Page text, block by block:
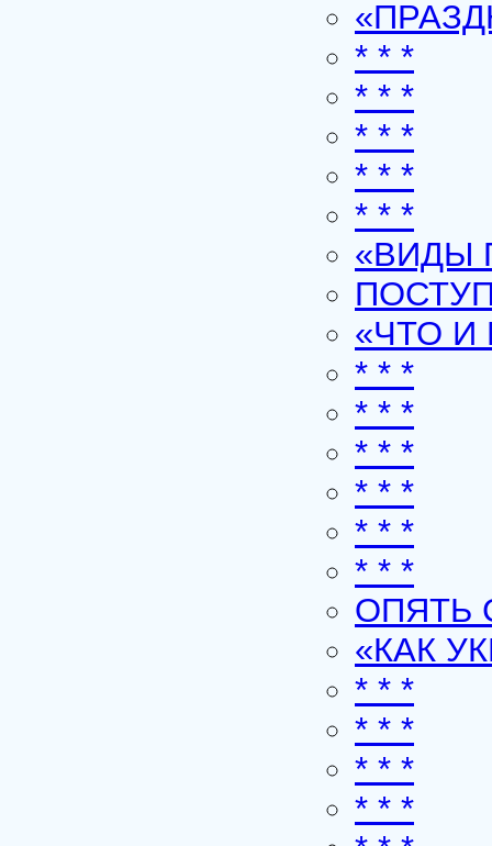
* * *
* * *
* * *
* * *
* * *
«ВИДЫ
«ЧТО И
* * *
* * *
* * *
* * *
* * *
* * *
ОПЯТЬ
«КАК
* * *
* * *
* * *
* * *